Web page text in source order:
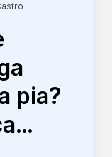
pia?